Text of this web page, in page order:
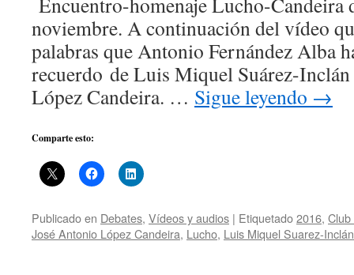
noviembre. A continuación del vídeo
palabras que Antonio Fernández Alba
recuerdo de Luis Miquel Suárez-
López Candeira. … Sigue leyendo →
Comparte esto:
Publicado en Debates, Vídeos y audios | Etiquetado2016,
José Antonio López Candeira, Lucho, Luis Miquel Suarez-Inclán